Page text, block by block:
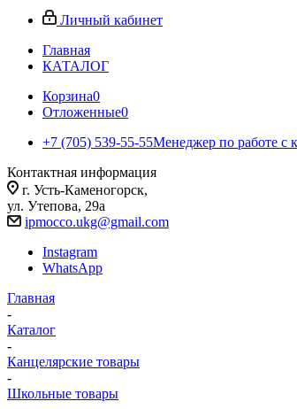
Личный кабинет
Главная
КАТАЛОГ
Корзина0
Отложенные0
+7 (705) 539-55-55Менеджер по работе с
Контактная информация
г. Усть-Каменогорск,
ул. Утепова, 29а
ipmocco.ukg@gmail.com
Instagram
WhatsApp
Главная
-
Каталог
-
Канцелярские товары
-
Школьные товары